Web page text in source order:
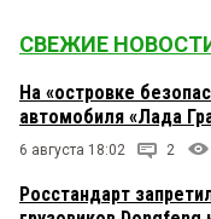
СВЕЖИЕ
На «островке
автомобиля «Лада
6 августа 18:02 2
Росстандарт